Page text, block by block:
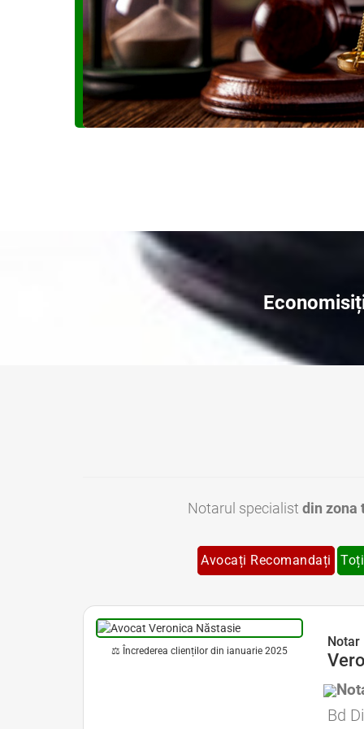
Notarul specialist din zona
Avocați Recomandați
⚖ Încrederea clienților din ianuarie 2025
Bd